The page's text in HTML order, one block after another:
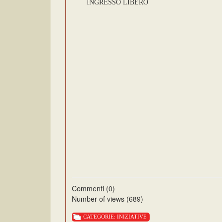
INGRESSO LIBERO
Commenti (0)
Number of views (689)
CATEGORIE: INIZIATIVE